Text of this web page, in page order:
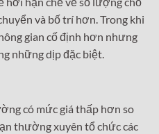
và bố trí hơn. Trong khi
gian cố định hơn nhưng
những dịp đặc biệt.
có mức giá thấp hơn so
thường xuyên tổ chức các